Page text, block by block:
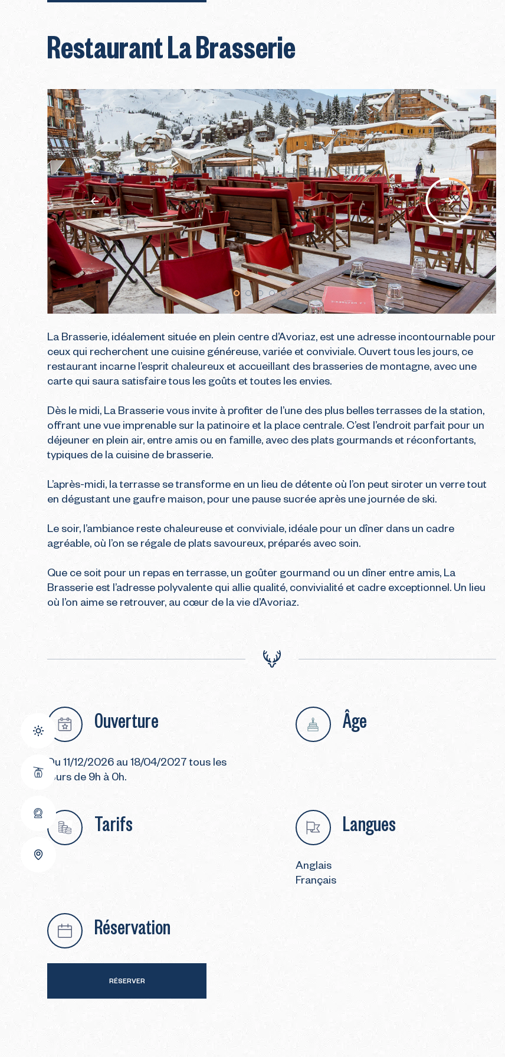
Restaurant La Brasserie
nav
La Brasserie, idéalement située en plein centre d’Avoriaz, est une adresse incontournable pour
ceux qui recherchent une cuisine généreuse, variée et conviviale. Ouvert tous les jours, ce
restaurant incarne l’esprit chaleureux et accueillant des brasseries de montagne, avec une
carte qui saura satisfaire tous les goûts et toutes les envies.
Dès le midi, La Brasserie vous invite à profiter de l’une des plus belles terrasses de la station,
offrant une vue imprenable sur la patinoire et la place centrale. C’est l’endroit parfait pour un
déjeuner en plein air, entre amis ou en famille, avec des plats gourmands et réconfortants,
typiques de la cuisine de brasserie.
L’après-midi, la terrasse se transforme en un lieu de détente où l’on peut siroter un verre tout
en dégustant une gaufre maison, pour une pause sucrée après une journée de ski.
Le soir, l’ambiance reste chaleureuse et conviviale, idéale pour un dîner dans un cadre
agréable, où l’on se régale de plats savoureux, préparés avec soin.
Que ce soit pour un repas en terrasse, un goûter gourmand ou un dîner entre amis, La
Brasserie est l’adresse polyvalente qui allie qualité, convivialité et cadre exceptionnel. Un lieu
où l’on aime se retrouver, au cœur de la vie d’Avoriaz.
Ouverture
Du 11/12/2026 au 18/04/2027 tous les
jours de 9h à 0h.
Âge
Tarifs Langues
Anglais
Français
Réservation
RÉSERVER